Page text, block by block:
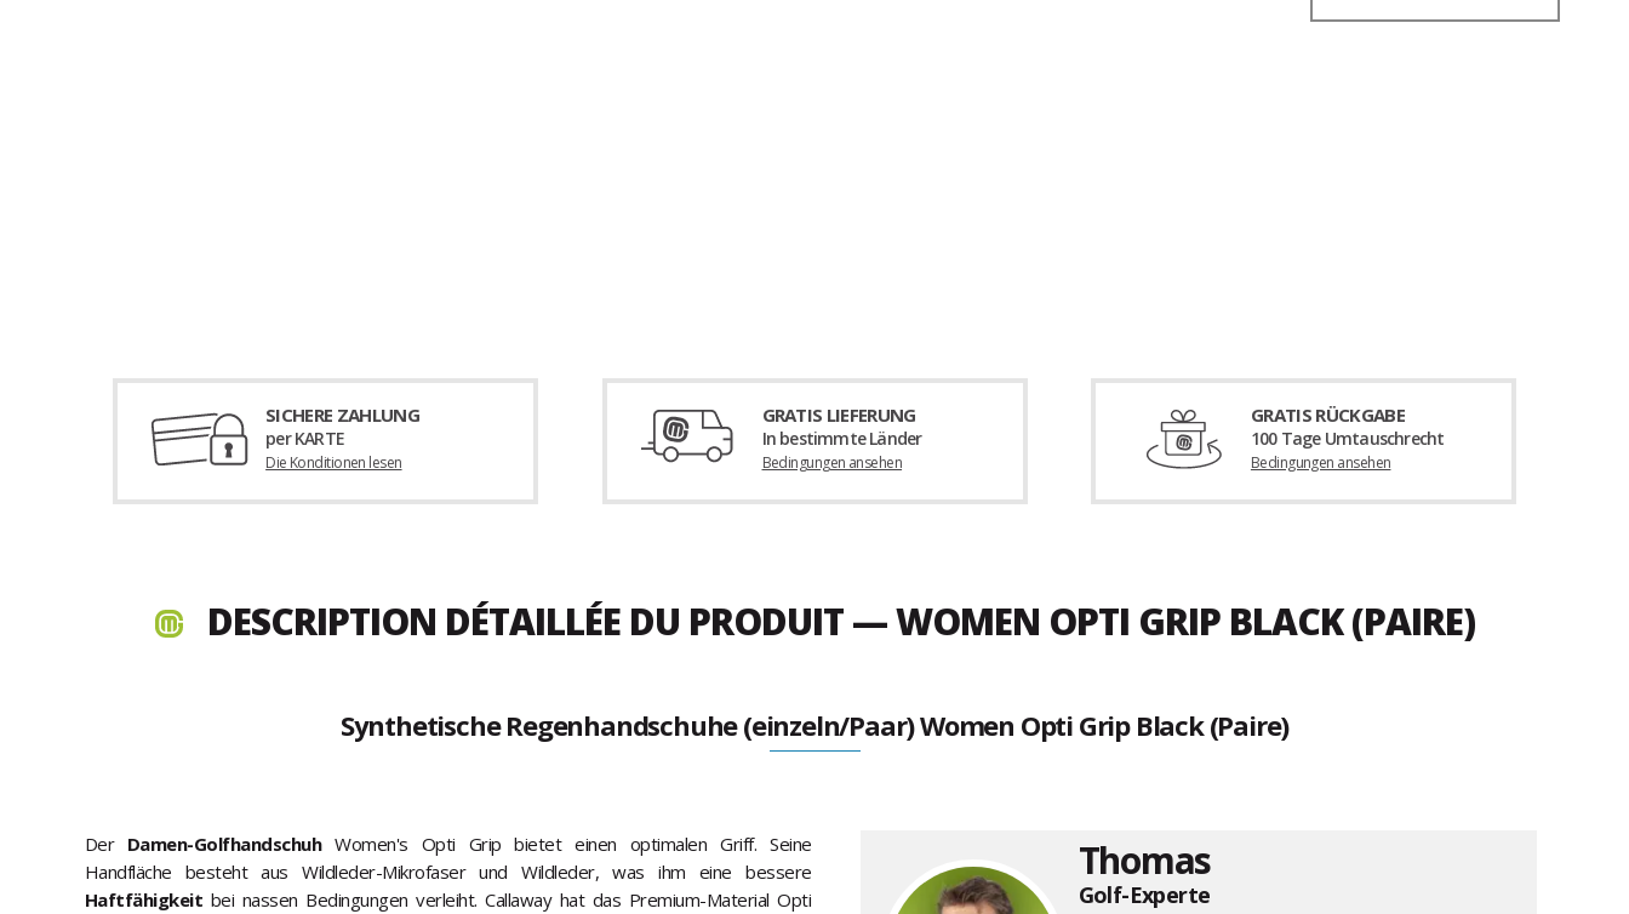
SICHERE ZAHLUNG
per KARTE
Die Konditionen lesen
GRATIS LIEFERUNG
In bestimmte Länder
Bedingungen ansehen
GRATIS RÜCKGABE
100 Tage Umtauschrecht
Bedingungen ansehen
DESCRIPTION DÉTAILLÉE DU PRODUIT — WOMEN OPTI GRIP BLACK (PAIRE)
Synthetische Regenhandschuhe (einzeln/Paar) Women Opti Grip Black (Paire)
Der Damen-GolfhandschuhWomen's Opti Grip bietet einen optimalen Griff. Seine
Handfläche besteht aus Wildleder-Mikrofaser und Wildleder, was ihm eine bessere
Haftfähigkeit bei nassen Bedingungen verleiht. Callaway hat das Premium-Material Opti
Thomas
Golf-Experte